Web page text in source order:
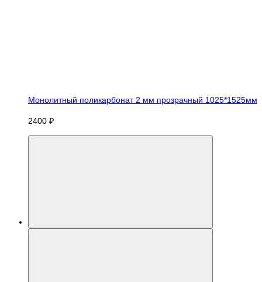
Монолитный поликарбонат 2 мм прозрачный 1025*1525мм
2400 ₽